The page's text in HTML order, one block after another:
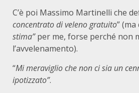
C’è poi Massimo Martinelli che
concentrato di veleno gratuito” (ma
stima”per me, forse perché non
l’avvelenamento).
“Mi meraviglio che non ci sia un
ipotizzato”.